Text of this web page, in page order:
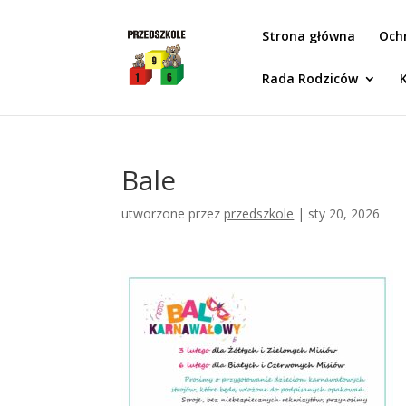
Strona główna
Rada Rodziców
Bale
utworzone przezprzedszkole | sty 20, 2026